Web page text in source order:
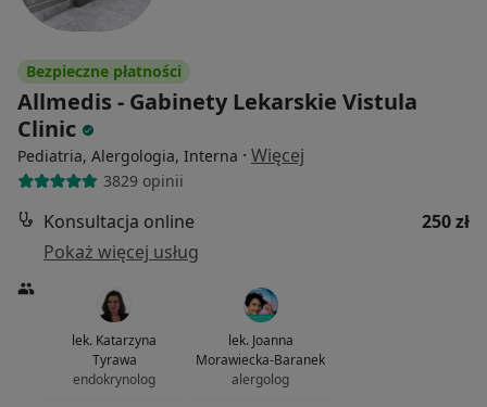
Bezpieczne płatności
Allmedis - Gabinety Lekarskie Vistula
Clinic
Pediatria, Alergologia, Interna · Więcej
3829 opinii
Konsultacja online
250 zł
Pokaż więcej usług
lek. Katarzyna
Tyrawa
endokrynolog
lek. Joanna
Morawiecka-Baranek
alergolog